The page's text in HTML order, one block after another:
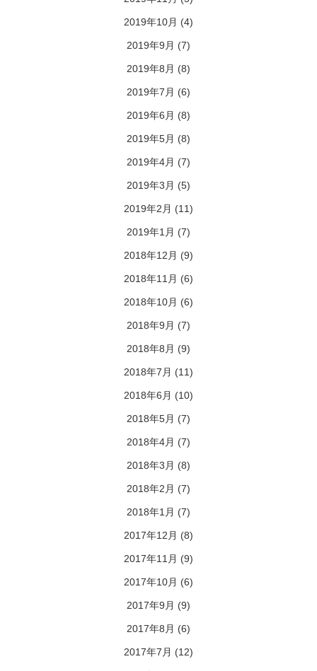
2019年10月 (4)
2019年9月 (7)
2019年8月 (8)
2019年7月 (6)
2019年6月 (8)
2019年5月 (8)
2019年4月 (7)
2019年3月 (5)
2019年2月 (11)
2019年1月 (7)
2018年12月 (9)
2018年11月 (6)
2018年10月 (6)
2018年9月 (7)
2018年8月 (9)
2018年7月 (11)
2018年6月 (10)
2018年5月 (7)
2018年4月 (7)
2018年3月 (8)
2018年2月 (7)
2018年1月 (7)
2017年12月 (8)
2017年11月 (9)
2017年10月 (6)
2017年9月 (9)
2017年8月 (6)
2017年7月 (12)